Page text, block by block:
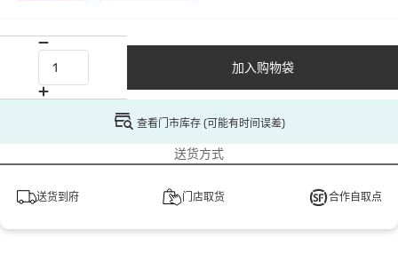
加入购物袋
查看门市库存 (可能有时间误差)
送货方式
送货到府 门店取货 合作自取点